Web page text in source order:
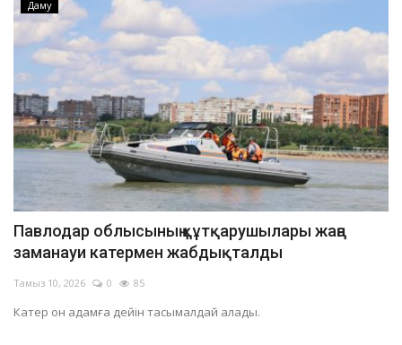
Даму
Павлодар облысының құтқарушылары жаңа
заманауи катермен жабдықталды
Тамыз 10, 2026 0 85
Катер он адамға дейін тасымалдай алады.